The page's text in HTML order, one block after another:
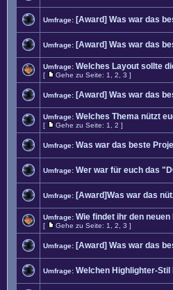
Umfrage: [Award] Was war das
Umfrage: [Award] Was war das
Umfrage: Welches Layout sollte
[ Gehe zu Seite: 1 2 3 ]
Umfrage: [Award] Was war das
Umfrage: Welches Thema nützt
[ Gehe zu Seite: 1 2 ]
Umfrage: Was war das beste
Umfrage: Wer war für euch das
Umfrage: [Award]Was war das
Umfrage: Wie findet ihr den
[ Gehe zu Seite: 1 2 3 ]
Umfrage: [Award] Was war das
Umfrage: Welchen Highlighter-